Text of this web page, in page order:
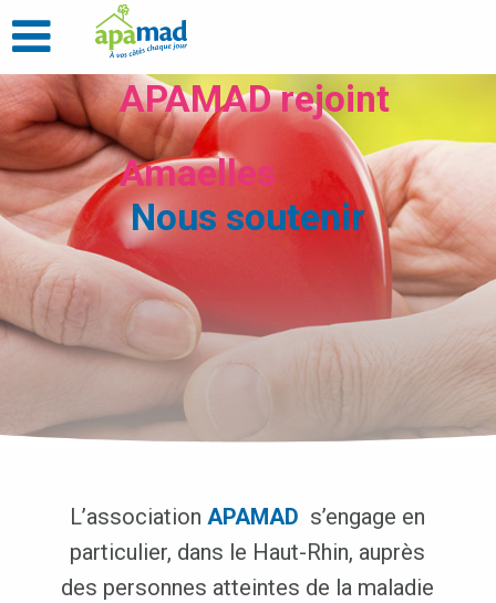
APAMAD rejoint
Amaelles
Nous soutenir
L’associationAPAMAD s’engage en
particulier, dans le Haut-Rhin, auprès
des personnes atteintes de la maladie